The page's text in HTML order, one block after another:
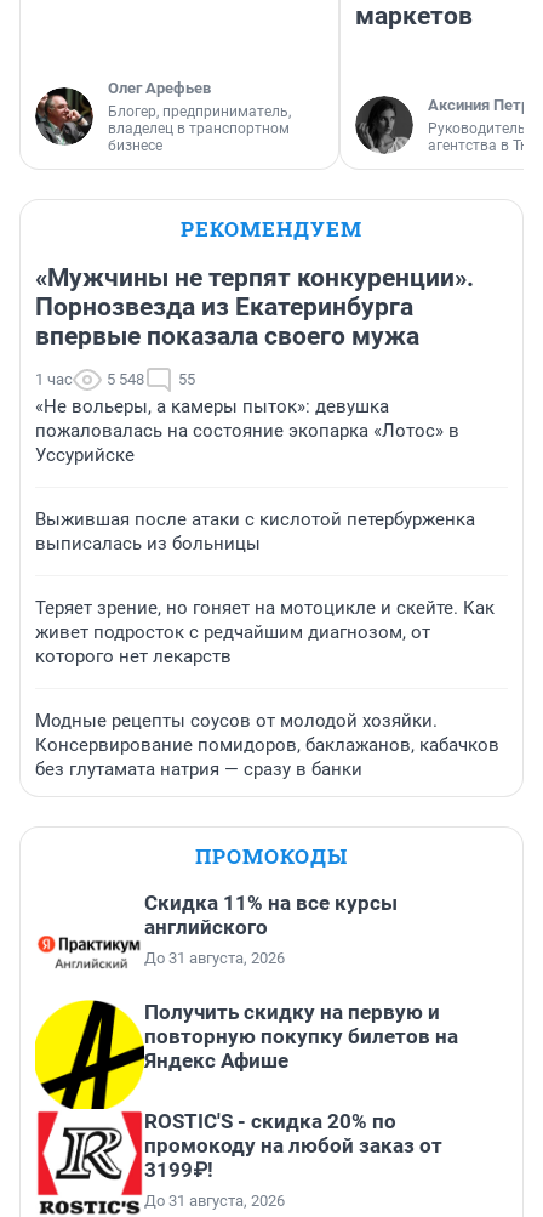
Олег Арефьев
Блогер, предприниматель,
владелец в транспортном
бизнесе
маркетов
Аксиния
Руководитель
агентства в
РЕКОМЕНДУЕМ
«Мужчины не терпят конкуренции».
Порнозвезда из Екатеринбурга
впервые показала своего мужа
1 час 5 548 55
«Не вольеры, а камеры пыток»: девушка
пожаловалась на состояние экопарка «Лотос» в
Уссурийске
Выжившая после атаки с кислотой петербурженка
выписалась из больницы
Теряет зрение, но гоняет на мотоцикле и скейте. Как
живет подросток с редчайшим диагнозом, от
которого нет лекарств
Модные рецепты соусов от молодой хозяйки.
Консервирование помидоров, баклажанов, кабачков
без глутамата натрия — сразу в банки
ПРОМОКОДЫ
Скидка 11% на все курсы
английского
До 31 августа, 2026
Получить скидку на первую и
повторную покупку билетов на
Яндекс Афише
ROSTIC'S - скидка 20% по
промокоду на любой заказ от
3199₽!
До 31 августа, 2026